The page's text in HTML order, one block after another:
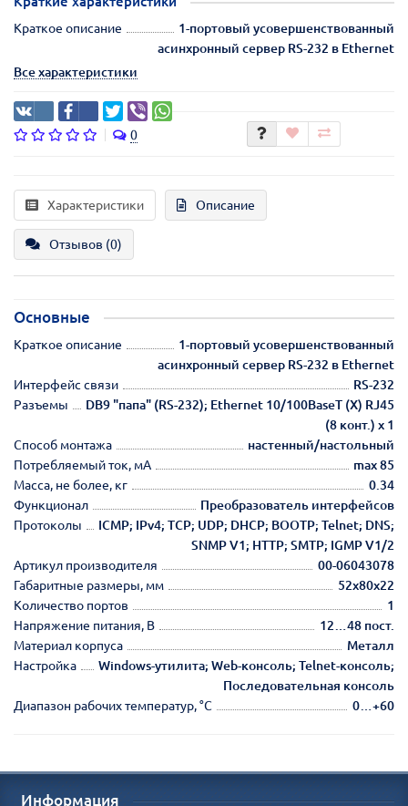
Краткое описание
1-портовый усовершенствованный
асинхронный сервер RS-232 в Ethernet
Все характеристики
0
Характеристики Описание
Отзывов (0)
Основные
Краткое описание
1-портовый усовершенствованный
асинхронный сервер RS-232 в Ethernet
Интерфейс связи
RS-232
Разъемы
DB9 "папа" (RS-232); Ethernet 10/100BaseT (X) RJ45
(8 конт.) х 1
Способ монтажа
настенный/настольный
Потребляемый ток, мА
max 85
Масса, не более, кг
0.34
Функционал
Преобразователь интерфейсов
Протоколы
ICMP; IPv4; TCP; UDP; DHCP; BOOTP; Telnet; DNS;
SNMP V1; HTTP; SMTP; IGMP V1/2
Артикул производителя
00-06043078
Габаритные размеры, мм
52х80х22
Количество портов
1
Напряжение питания, В
12…48 пост.
Материал корпуса
Металл
Настройка
Windows-утилита; Web-консоль; Telnet-консоль;
Последовательная консоль
Диапазон рабочих температур, °С
0…+60
Информация